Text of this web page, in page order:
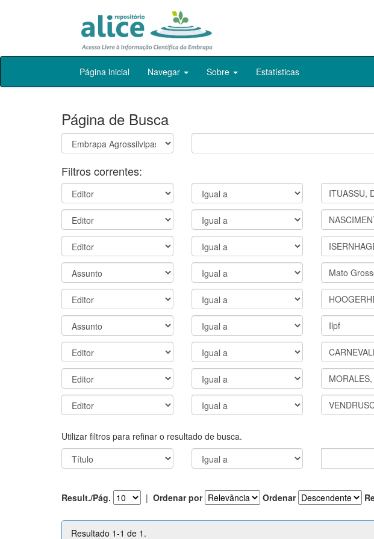
Skip
Página inicial Navegar Sobre Estatísticas
Página de Busca
Filtros correntes:
Utilizar filtros para refinar o resultado de busca.
Result./Pág. | Ordenar por Ordenar
Resultado 1-1 de 1.